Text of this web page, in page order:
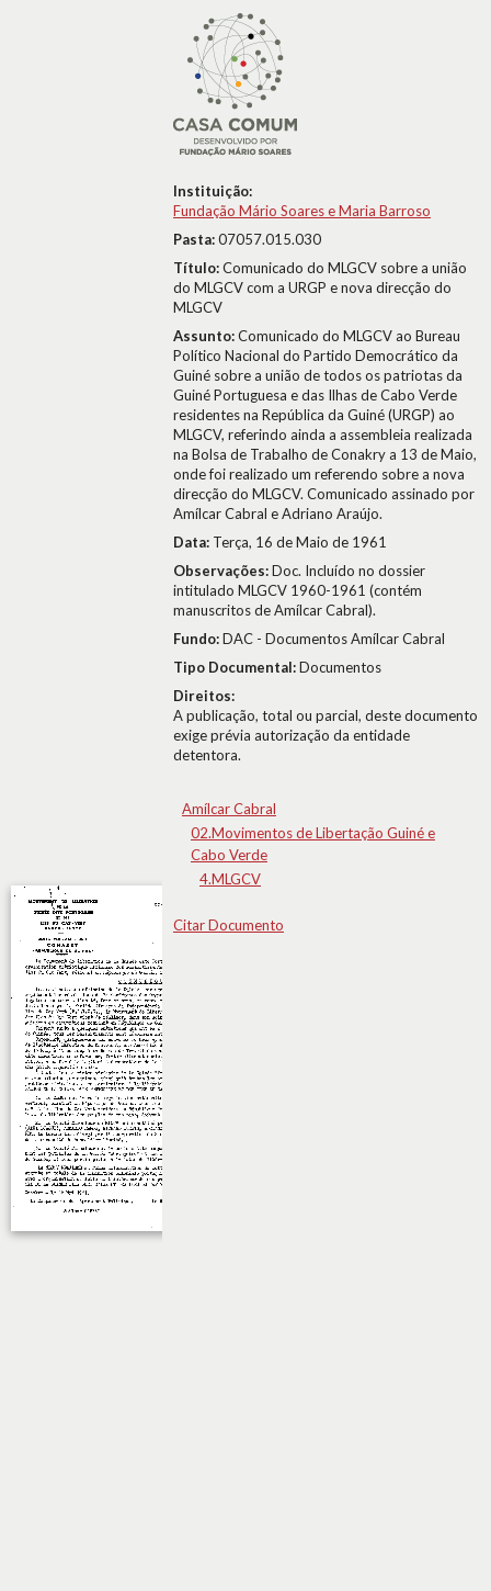
Instituição:
Fundação Mário Soares e Maria Barroso
Pasta:07057.015.030
Título:Comunicado do MLGCV sobre a união
do MLGCV com a URGP e nova direcção do
MLGCV
Assunto:Comunicado do MLGCV ao Bureau
Político Nacional do Partido Democrático da
Guiné sobre a união de todos os patriotas da
Guiné Portuguesa e das Ilhas de Cabo Verde
residentes na República da Guiné (URGP) ao
MLGCV, referindo ainda a assembleia realizada
na Bolsa de Trabalho de Conakry a 13 de Maio,
onde foi realizado um referendo sobre a nova
direcção do MLGCV. Comunicado assinado por
Amílcar Cabral e Adriano Araújo.
Data: Terça, 16 de Maio de 1961
Observações:Doc. Incluído no dossier
intitulado MLGCV 1960-1961 (contém
manuscritos de Amílcar Cabral).
Fundo:DAC - Documentos Amílcar Cabral
Tipo Documental:Documentos
Direitos:
A publicação, total ou parcial, deste documento
exige prévia autorização da entidade
detentora.
Amílcar Cabral
02.Movimentos de Libertação Guiné e
Cabo Verde
4.MLGCV
Citar Documento